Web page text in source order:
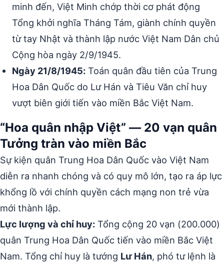
minh đến, Việt Minh chớp thời cơ phát động
Tổng khởi nghĩa Tháng Tám, giành chính quyền
từ tay Nhật và thành lập nước Việt Nam Dân chủ
Cộng hòa ngày 2/9/1945.
Ngày 21/8/1945: Toán quân đầu tiên của Trung
Hoa Dân Quốc do Lư Hán và Tiêu Văn chỉ huy
vượt biên giới tiến vào miền Bắc Việt Nam.
“Hoa quân nhập Việt” — 20 vạn quân
Tưởng tràn vào miền Bắc
Sự kiện quân Trung Hoa Dân Quốc vào Việt Nam
diễn ra nhanh chóng và có quy mô lớn, tạo ra áp lực
khổng lồ với chính quyền cách mạng non trẻ vừa
mới thành lập.
Lực lượng và chỉ huy: Tổng cộng 20 vạn (200.000)
quân Trung Hoa Dân Quốc tiến vào miền Bắc Việt
Nam. Tổng chỉ huy là tướng Lư Hán, phó tư lệnh là